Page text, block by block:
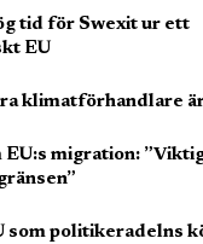
tid för Swexit ur ett
EU
klimatförhandlare
EU:s migration:
som politikeradelns